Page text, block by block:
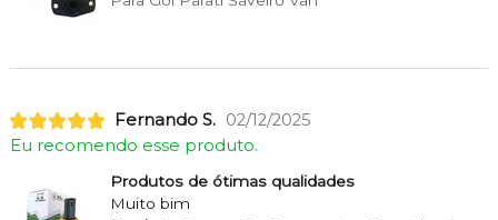
Fernando S. 02/12/2025
Eu recomendo esse produto.
Produtos de ótimas qualidades
Muito bim